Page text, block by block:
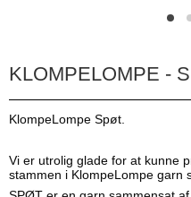
KLOMPELOMPE -
KlompeLompe Spøt.
Vi er utrolig glade for at kunne
stammen i KlompeLompe garn